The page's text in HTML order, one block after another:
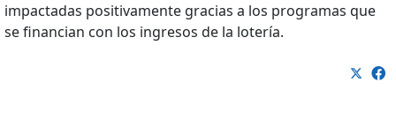
impactadas positivamente gracias a los programas que
se financian con los ingresos de la lotería.